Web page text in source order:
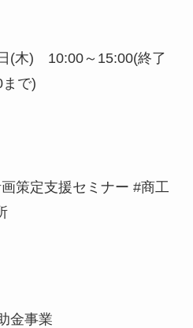
(木) 10:00～15:00(終了
で)
策定支援セミナー #商工
金事業